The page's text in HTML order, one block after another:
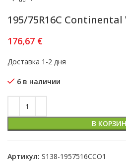
195/75R16C
176,67 €
Доставка 1-2 дня
6 в наличии
В
Артикул: S138-1957516CCO1